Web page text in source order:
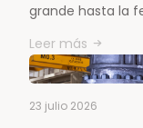
grande hasta la
Leer más
23 julio 2026